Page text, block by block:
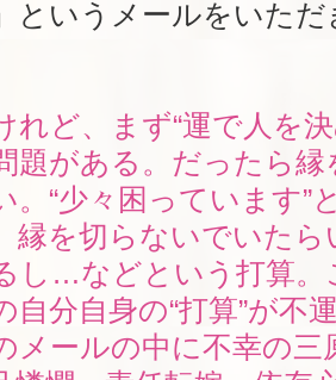
というメールをいた
れど、まず“運で人を
題がある。だったら縁
。“少々困っています”
縁を切らないでいたら
し…などという打算。
自分自身の“打算”が不
メールの中に不幸の三